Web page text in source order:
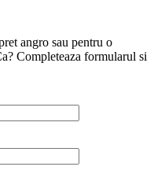
angro sau pentru o
Completeaza formularul si